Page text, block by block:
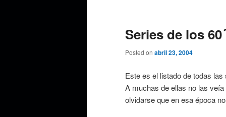
Series de los
Posted on abril 23, 2004
Este es el listado de todas
A muchas de ellas no las
olvidarse que en esa época